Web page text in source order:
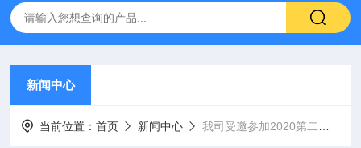
新闻中心
当前位置：首页 新闻中心 我司受邀参加2020第二届中国（上海）计量测试技术与设备博览会